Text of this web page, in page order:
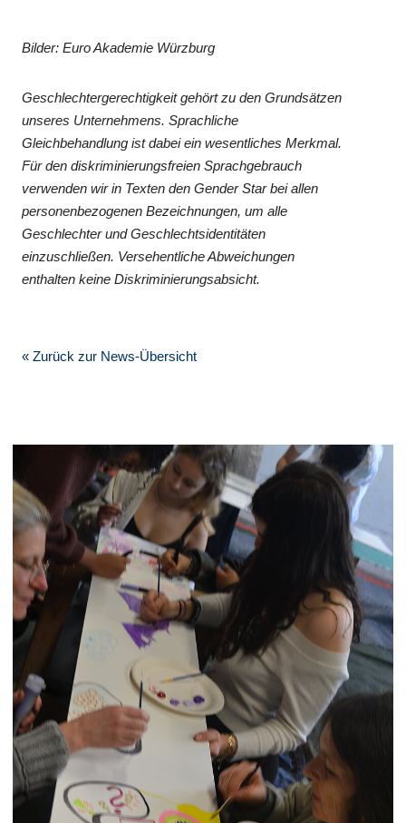
Bilder: Euro Akademie Würzburg
Geschlechtergerechtigkeit gehört zu den Grundsätzen
unseres Unternehmens. Sprachliche
Gleichbehandlung ist dabei ein wesentliches Merkmal.
Für den diskriminierungsfreien Sprachgebrauch
verwenden wir in Texten den Gender Star bei allen
personenbezogenen Bezeichnungen, um alle
Geschlechter und Geschlechtsidentitäten
einzuschließen. Versehentliche Abweichungen
enthalten keine Diskriminierungsabsicht.
« Zurück zur News-Übersicht